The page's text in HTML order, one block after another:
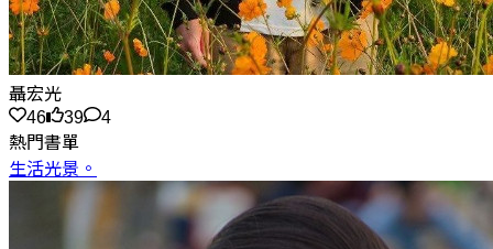
聶宏光
46
39
4
熱門書單
生活光景。